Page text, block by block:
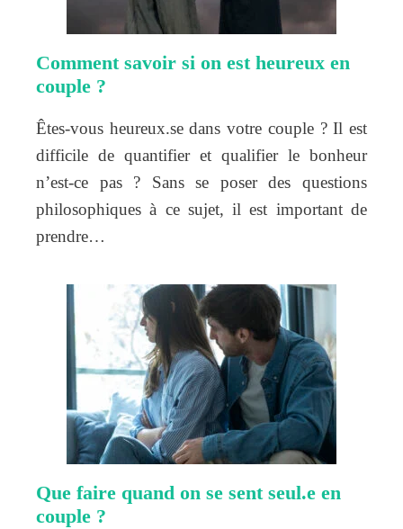
Comment savoir si on est heureux en
couple ?
Êtes-vous heureux.se dans votre couple ? Il est
difficile de quantifier et qualifier le bonheur
n’est-ce pas ? Sans se poser des questions
philosophiques à ce sujet, il est important de
prendre…
Que faire quand on se sent seul.e en
couple ?